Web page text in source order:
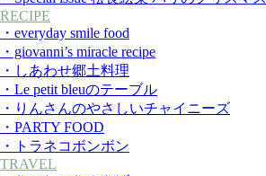
RECIPE
・everyday smile food
・giovanni’s miracle recipe
・しあわせ郷土料理
・Le petit bleuのテーブル
・りんさんのやさしいチャイニーズ
・PARTY FOOD
・トラネコボンボン
TRAVEL